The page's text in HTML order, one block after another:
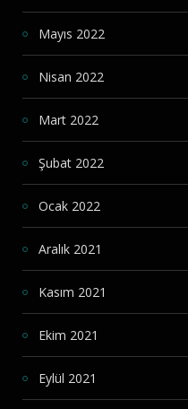
Mayıs 2022
Nisan 2022
Mart 2022
Şubat 2022
Ocak 2022
Aralık 2021
Kasım 2021
Ekim 2021
Eylül 2021